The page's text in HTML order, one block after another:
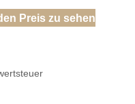
Preis zu sehen